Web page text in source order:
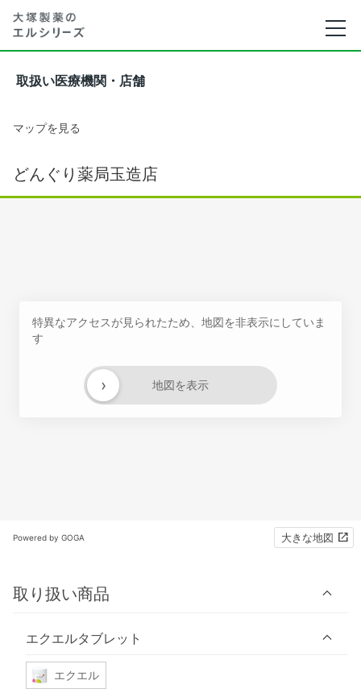
取扱い医療機関・店舗
マップを見る
どんぐり薬局玉造店
特異なアクセスが見られたため、地図を非表示にしていま
す
地図を表示
›
Powered by GOGA 大きな地図
取り扱い商品
エクエルタブレット
エクエル